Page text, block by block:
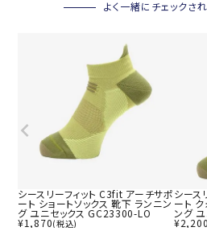
よく一緒にチェックさ
シースリーフィット C3fit アーチサポ
ート ショートソックス 靴下 ランニン
グ ユニセックス GC23300-LO
¥1,870(税込)
シース
ート
ング
¥2,200